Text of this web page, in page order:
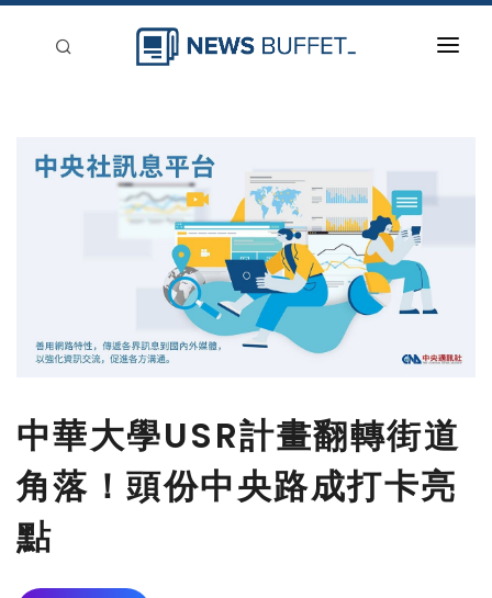
中華大學USR計畫翻轉街道
角落！頭份中央路成打卡亮
點